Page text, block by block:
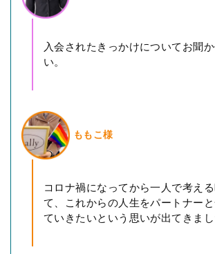
入会されたきっかけについてお聞
い。
ももこ様
コロナ禍になってから一人で考える
て、これからの人生をパートナー
ていきたいという思いが出てきまし